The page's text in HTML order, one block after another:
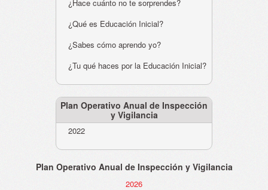
¿Hace cuánto no te sorprendes?
¿Qué es Educación Inicial?
¿Sabes cómo aprendo yo?
¿Tu qué haces por la Educación Inicial?
Plan Operativo Anual de Inspección
y Vigilancia
2022
Plan Operativo Anual de Inspección y Vigilancia
2026